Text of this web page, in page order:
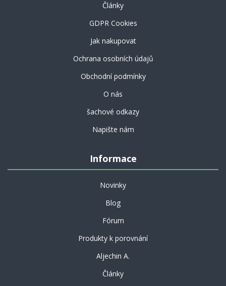
Články
GDPR Cookies
Jak nakupovat
Ochrana osobních údajů
Obchodní podmínky
O nás
šachové odkazy
Napište nám
Informace
Novinky
Blog
Fórum
Produkty k porovnání
Aljechin A.
Články